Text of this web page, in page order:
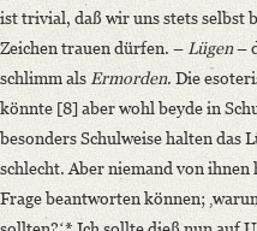
ist trivial, daß wir uns stets selbst
Zeichen trauen dürfen. – Lügen–
schlimm als Ermorden. Die
könnte [8] aber wohl beyde in
besonders Schulweise halten das
schlecht. Aber niemand von ihnen
Frage beantworten können;